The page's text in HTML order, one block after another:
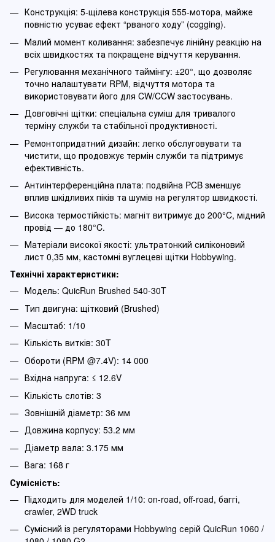
Конструкція: 5-щілева конструкція 555-мотора, майже
повністю усуває ефект “рваного ходу” (cogging).
Малий момент коливання: забезпечує лінійну реакцію на
всіх швидкостях та покращене відчуття керування.
Регулювання механічного таймінгу: ±20°, що дозволяє
точно налаштувати RPM, відчуття мотора та
використовувати його для CW/CCW застосувань.
Довговічні щітки: спеціальна суміш для тривалого
терміну служби та стабільної продуктивності.
Ремонтопридатний дизайн: легко обслуговувати та
чистити, що продовжує термін служби та підтримує
ефективність.
Антиінтерференційна плата: подвійна PCB зменшує
вплив шкідливих піків та шумів на регулятор швидкості.
Висока термостійкість: магніт витримує до 200°C, мідний
провід — до 180°C.
Матеріали високої якості: ультратонкий силіконовий
лист 0,35 мм, кастомні вуглецеві щітки Hobbywing.
Технічні характеристики:
Модель: QuicRun Brushed 540-30T
Тип двигуна: щітковий (Brushed)
Масштаб: 1/10
Кількість витків: 30T
Обороти (RPM @7.4V): 14 000
Вхідна напруга: ≤ 12.6V
Кількість слотів: 3
Зовнішній діаметр: 36 мм
Довжина корпусу: 53.2 мм
Діаметр вала: 3.175 мм
Вага: 168 г
Сумісність:
Підходить для моделей 1/10: on-road, off-road, баггі,
crawler, 2WD truck
Сумісний із регуляторами Hobbywing серій QuicRun 1060 /